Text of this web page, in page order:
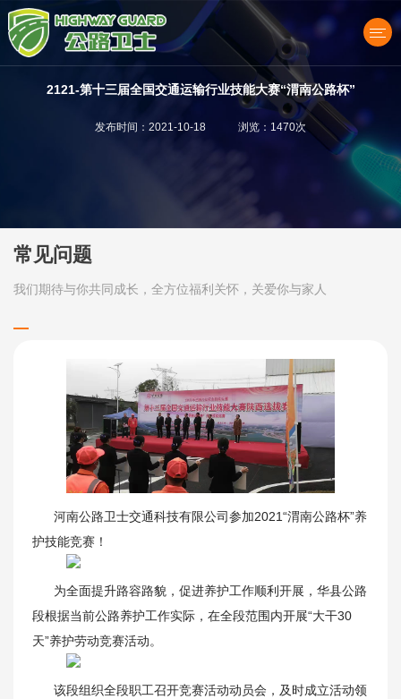
产品中心
关于我们
2121-第十三届全国交通运输行业技能大赛“渭南公路杯”
发布时间：2021-10-18 浏览：1470次
常见问题
我们期待与你共同成长，全方位福利关怀，关爱你与家人
河南公路卫士交通科技有限公司参加2021“渭南公路杯”养
护技能竞赛！
为全面提升路容路貌，促进养护工作顺利开展，华县公路
段根据当前公路养护工作实际，在全段范围内开展“大干30
天”养护劳动竞赛活动。
该段组织全段职工召开竞赛活动动员会，及时成立活动领